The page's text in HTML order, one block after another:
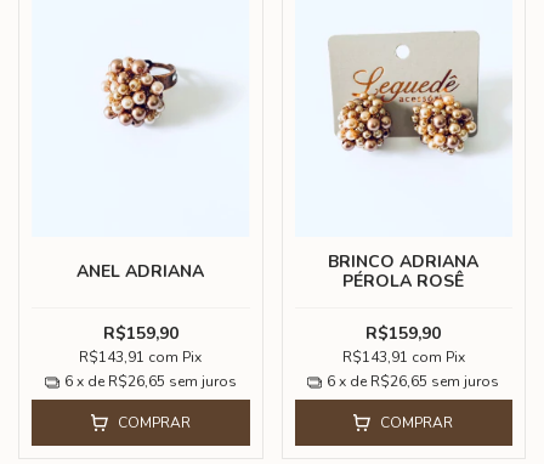
ANEL ADRIANA
R$159,90
R$143,91 com Pix
6 x de R$26,65 sem juros
COMPRAR
BRINCO ADRIANA
PÉROLA ROSÊ
R$159,90
R$143,91 com Pix
6 x de R$26,65 sem juros
COMPRAR